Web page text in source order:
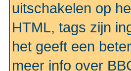
uitschakelen op
HTML, tags zijn
het geeft een
meer info over